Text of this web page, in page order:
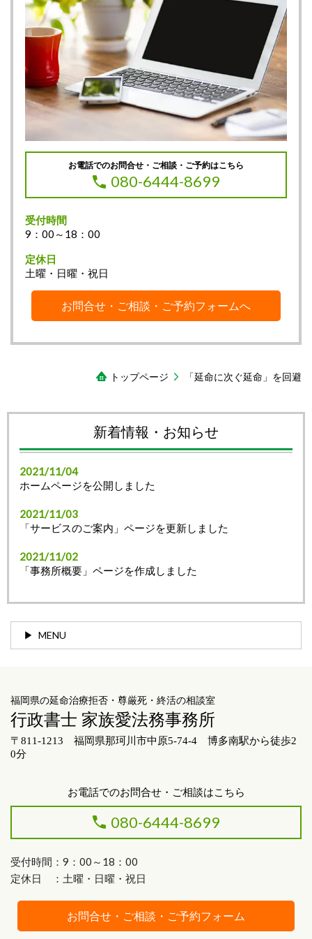
お電話でのお問合せ・ご相談・ご予約はこちら
080-6444-8699
受付時間
9：00～18：00
定休日
土曜・日曜・祝日
お問合せ・ご相談・ご予約フォームへ
トップページ 「延命に次ぐ延命」を回避
新着情報・お知らせ
2021/11/04
ホームページを公開しました
2021/11/03
「サービスのご案内」ページを更新しました
2021/11/02
「事務所概要」ページを作成しました
MENU
福岡県の延命治療拒否・尊厳死・終活の相談室
行政書士 家族愛法務事務所
〒811-1213 福岡県那珂川市中原5-74-4 博多南駅から徒歩2
0分
お電話でのお問合せ・ご相談はこちら
080-6444-8699
受付時間：9：00～18：00
定休日 ：土曜・日曜・祝日
お問合せ・ご相談・ご予約フォーム